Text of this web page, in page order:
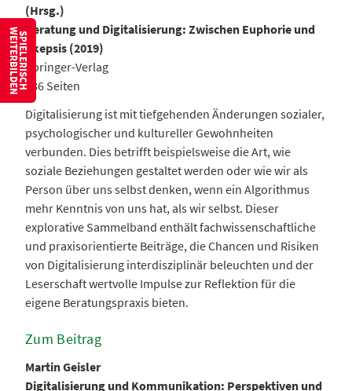
(Hrsg.)
Beratung und Digitalisierung: Zwischen Euphorie und
Skepsis (2019)
Springer-Verlag
386 Seiten
Digitalisierung ist mit tiefgehenden Änderungen sozialer,
psychologischer und kultureller Gewohnheiten
verbunden. Dies betrifft beispielsweise die Art, wie
soziale Beziehungen gestaltet werden oder wie wir als
Person über uns selbst denken, wenn ein Algorithmus
mehr Kenntnis von uns hat, als wir selbst. Dieser
explorative Sammelband enthält fachwissenschaftliche
und praxisorientierte Beiträge, die Chancen und Risiken
von Digitalisierung interdisziplinär beleuchten und der
Leserschaft wertvolle Impulse zur Reflektion für die
eigene Beratungspraxis bieten.
Zum Beitrag
Martin Geisler
Digitalisierung und Kommunikation: Perspektiven und
S
P
I
E
L
E
R
I
S
C
H
WE
I
T
E
R
B
I
L
D
E
N